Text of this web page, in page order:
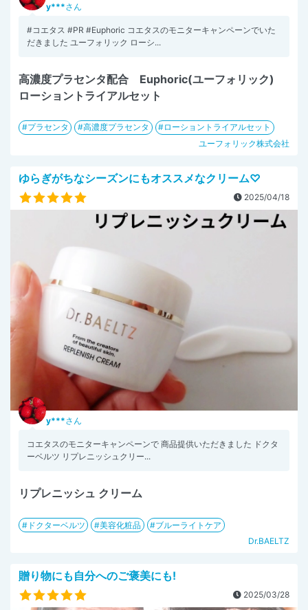
y***さん
#コエタス #PR #Euphoric コエタスのモニターキャンペーンでいた
だきました ユーフォリック ローシ...
高濃度プラセンタ配合 Euphoric(ユーフォリック)
ローショントライアルセット
プラセンタ 高濃度プラセンタ
ローショントライアルセット
ユーフォリック株式会社
ゆらぎがちなシーズンにもオススメなクリーム♡
2025/04/18
y***さん
コエタスのモニターキャンペーンで 商品提供いただきました ドクタ
ーベルツ リプレニッシュクリー...
リプレニッシュ クリーム
ドクターベルツ 美容化粧品
ブルーライトケア
Dr.BAELTZ
贈り物にも自分へのご褒美にも!
2025/03/28